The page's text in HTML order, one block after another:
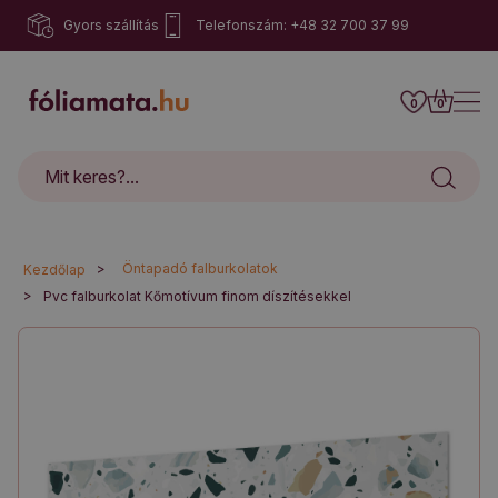
Gyors szállítás Telefonszám: +48 32 700 37 99
0 0
Kezdőlap >
Öntapadó falburkolatok
>
Pvc falburkolat Kőmotívum finom díszítésekkel